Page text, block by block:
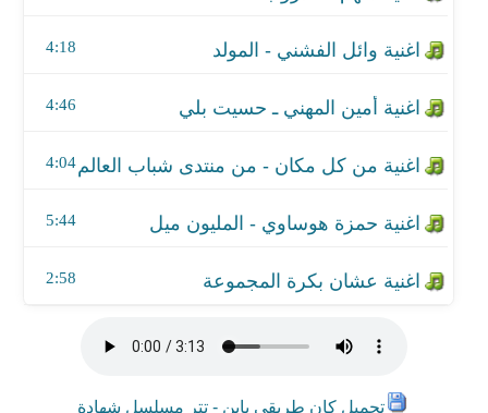
4:18
4:46
4:04
5:44
2:58
تحميل كان طريقي باين - تتر مسلسل شهادة